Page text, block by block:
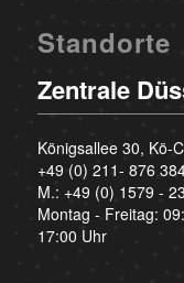
Standorte
Zentrale
Königsallee 30, Kö-
+49 (0) 211- 876
M.: +49 (0) 1579 -
Montag - Freitag:
17:00 Uhr